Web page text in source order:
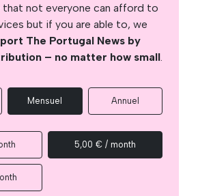
that not everyone can afford to
but if you are able to, we
The Portugal News by
– no matter how small.
Mensuel Annuel
5,00 € / month